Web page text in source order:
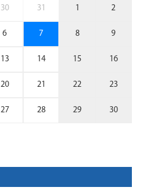
30 31 1 2
6 7 8 9
13 14 15 16
20 21 22 23
27 28 29 30